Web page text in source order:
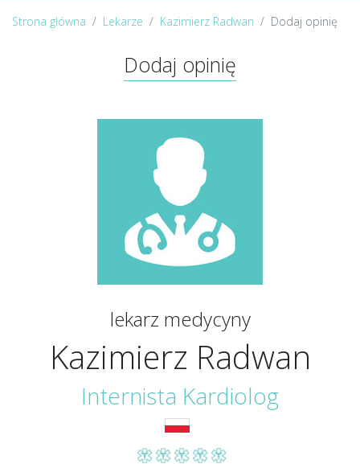
Strona główna Lekarze Kazimierz Radwan Dodaj opinię
Dodaj opinię
lekarz medycyny
Kazimierz Radwan
Internista Kardiolog